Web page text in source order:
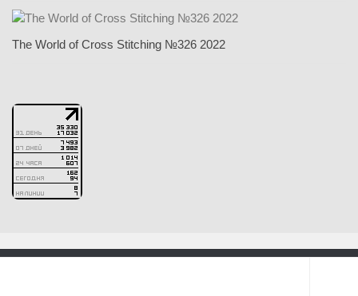
The World of Cross Stitching №326 2022